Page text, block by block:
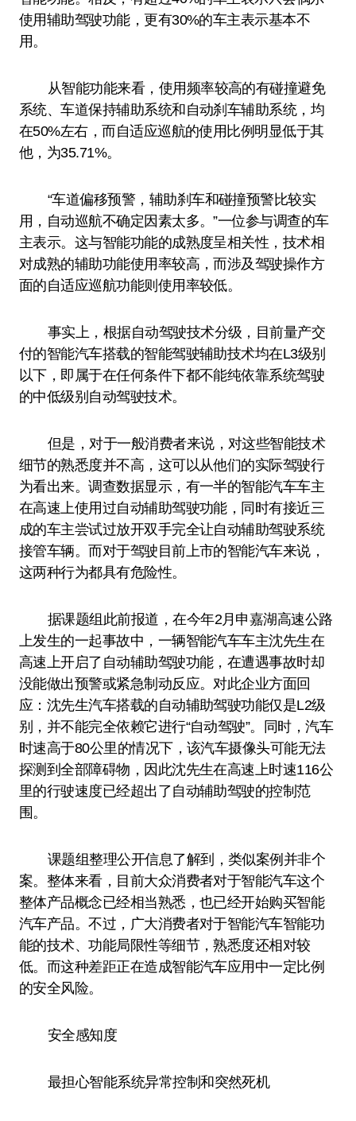
使用辅助驾驶功能，更有30%的车主表示基本不
用。
从智能功能来看，使用频率较高的有碰撞避免
系统、车道保持辅助系统和自动刹车辅助系统，均
在50%左右，而自适应巡航的使用比例明显低于其
他，为35.71%。
“车道偏移预警，辅助刹车和碰撞预警比较实
用，自动巡航不确定因素太多。”一位参与调查的车
主表示。这与智能功能的成熟度呈相关性，技术相
对成熟的辅助功能使用率较高，而涉及驾驶操作方
面的自适应巡航功能则使用率较低。
事实上，根据自动驾驶技术分级，目前量产交
付的智能汽车搭载的智能驾驶辅助技术均在L3级别
以下，即属于在任何条件下都不能纯依靠系统驾驶
的中低级别自动驾驶技术。
但是，对于一般消费者来说，对这些智能技术
细节的熟悉度并不高，这可以从他们的实际驾驶行
为看出来。调查数据显示，有一半的智能汽车车主
在高速上使用过自动辅助驾驶功能，同时有接近三
成的车主尝试过放开双手完全让自动辅助驾驶系统
接管车辆。而对于驾驶目前上市的智能汽车来说，
这两种行为都具有危险性。
据课题组此前报道，在今年2月申嘉湖高速公路
上发生的一起事故中，一辆智能汽车车主沈先生在
高速上开启了自动辅助驾驶功能，在遭遇事故时却
没能做出预警或紧急制动反应。对此企业方面回
应：沈先生汽车搭载的自动辅助驾驶功能仅是L2级
别，并不能完全依赖它进行“自动驾驶”。同时，汽车
时速高于80公里的情况下，该汽车摄像头可能无法
探测到全部障碍物，因此沈先生在高速上时速116公
里的行驶速度已经超出了自动辅助驾驶的控制范
围。
课题组整理公开信息了解到，类似案例并非个
案。整体来看，目前大众消费者对于智能汽车这个
整体产品概念已经相当熟悉，也已经开始购买智能
汽车产品。不过，广大消费者对于智能汽车智能功
能的技术、功能局限性等细节，熟悉度还相对较
低。而这种差距正在造成智能汽车应用中一定比例
的安全风险。
安全感知度
最担心智能系统异常控制和突然死机